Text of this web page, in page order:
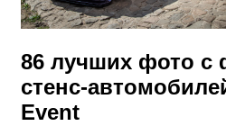
86 лучших фото с
стенс-
Event